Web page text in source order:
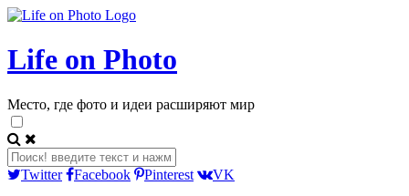
Life on Photo
Место, где фото и идеи расширяют мир
Twitter Facebook Pinterest
VK